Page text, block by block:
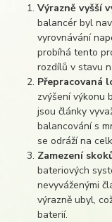
Výrazně vyšší
balancér byl
vyrovnávání
probíhá tento
rozdílů v stavu
Přepracovaná
zvýšení výkonu
jsou články
balancování s
se odráží na
Zamezení
bateriových
nevyváženými
výrazně ubyl,
baterií.